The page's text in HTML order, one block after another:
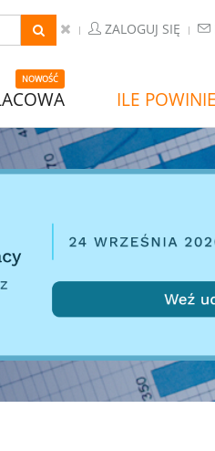
ZALOGUJ SIĘ
NOWOŚĆ
ILE